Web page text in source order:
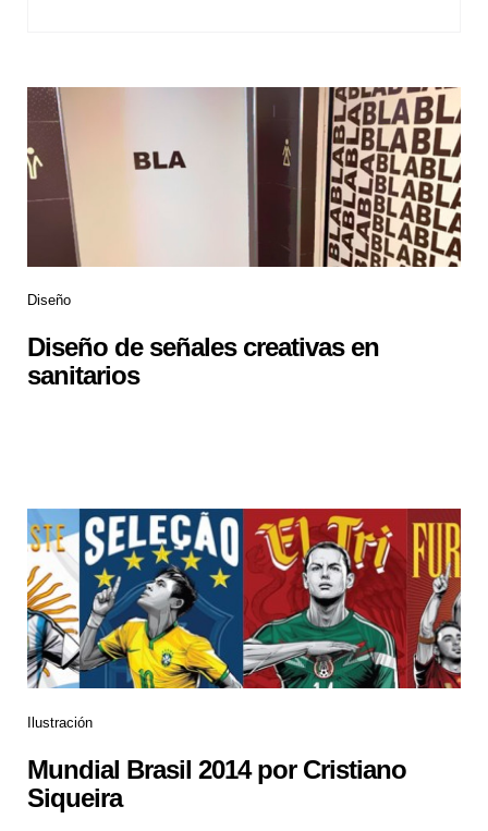
Diseño
Diseño de señales creativas en
sanitarios
Ilustración
Mundial Brasil 2014 por Cristiano
Siqueira